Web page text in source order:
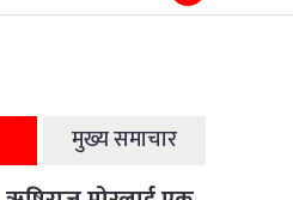
मुख्य समाचार